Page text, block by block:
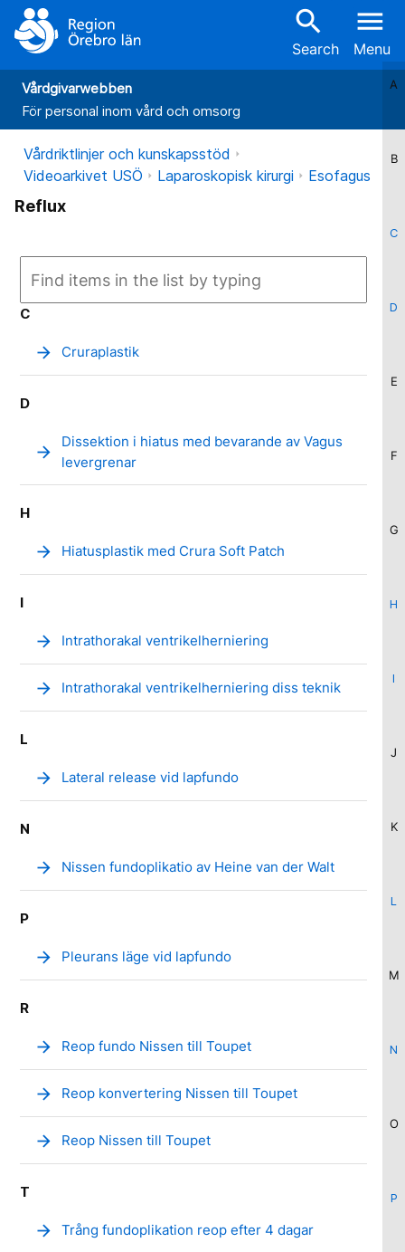
search
Search
menu
Menu
Vårdgivarwebben
För personal inom vård och omsorg
Vårdriktlinjer och kunskapsstöd
Videoarkivet USÖ
Laparoskopisk kirurgi Esofagus
Reflux
A
B
C
D
E
F
G
H
I
J
K
L
M
N
O
P
C
arrow_forward Cruraplastik
D
arrow_forward
Dissektion i hiatus med bevarande av Vagus
levergrenar
H
arrow_forward Hiatusplastik med Crura Soft Patch
I
arrow_forward Intrathorakal ventrikelherniering
arrow_forward Intrathorakal ventrikelherniering diss teknik
L
arrow_forward Lateral release vid lapfundo
N
arrow_forward Nissen fundoplikatio av Heine van der Walt
P
arrow_forward Pleurans läge vid lapfundo
R
arrow_forward Reop fundo Nissen till Toupet
arrow_forward Reop konvertering Nissen till Toupet
arrow_forward Reop Nissen till Toupet
T
arrow_forward Trång fundoplikation reop efter 4 dagar